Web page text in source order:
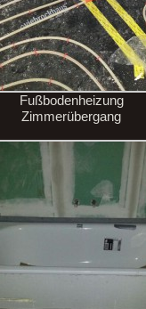
Fußbodenheizung
Zimmerübergang